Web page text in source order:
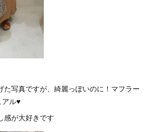
た写真ですが、綺麗っぽいのに！マフラー
アル♥
感が大好きです